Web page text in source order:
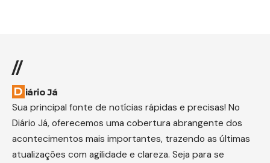
//
Diário Já
Sua principal fonte de notícias rápidas e precisas! No
Diário Já, oferecemos uma cobertura abrangente dos
acontecimentos mais importantes, trazendo as últimas
atualizações com agilidade e clareza. Seja para se